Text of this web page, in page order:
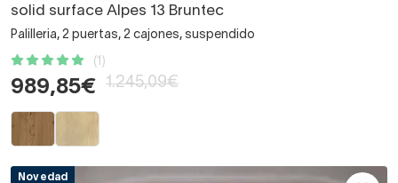
solid surface Alpes 13 Bruntec
Palilleria, 2 puertas, 2 cajones, suspendido
(1)
989,85€ 1.245,09€
Novedad